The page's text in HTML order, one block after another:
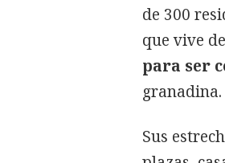
de 300
que vive
para ser
granadina.
Sus